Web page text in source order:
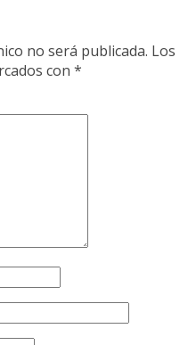
no será publicada. Los
con *